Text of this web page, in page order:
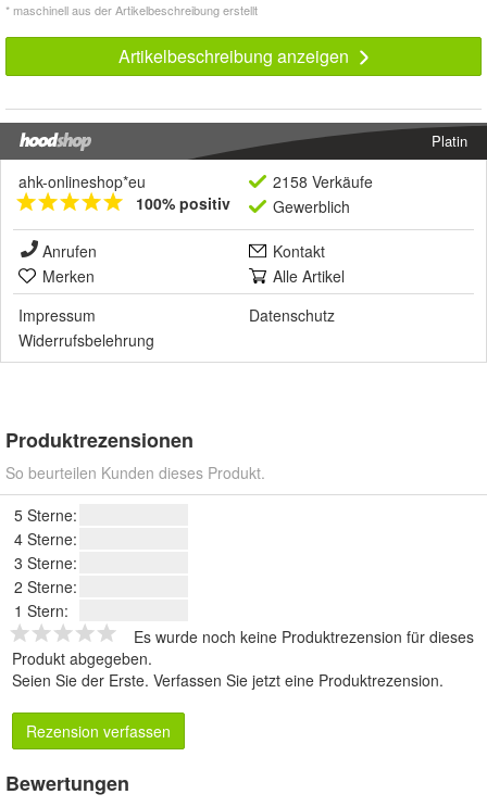
* maschinell aus der Artikelbeschreibung erstellt
Artikelbeschreibung anzeigen
Platin
ahk-onlineshop*eu
100% positiv
2158 Verkäufe
Gewerblich
Anrufen
Kontakt
Merken
Alle Artikel
Impressum
Datenschutz
Widerrufsbelehrung
Produktrezensionen
So beurteilen Kunden dieses Produkt.
5 Sterne:
4 Sterne:
3 Sterne:
2 Sterne:
1 Stern:
Es wurde noch keine Produktrezension für dieses
Produkt abgegeben.
Seien Sie der Erste. Verfassen Sie jetzt eine Produktrezension.
Rezension verfassen
Bewertungen